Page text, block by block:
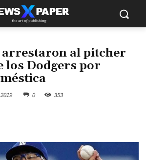
al pitcher
los Dodgers por
0 353